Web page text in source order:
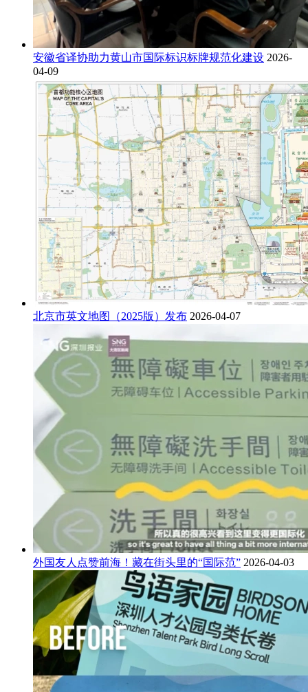
安徽省译协助力黄山市国际标识标牌规范化建设 2026-
04-09
北京市英文地图（2025版）发布 2026-04-07
外国友人点赞前海！藏在街头里的“国际范” 2026-04-03